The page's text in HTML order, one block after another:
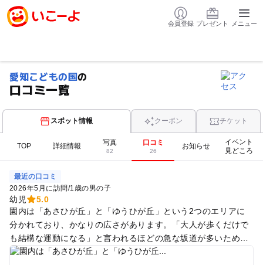
会員登録 プレゼント メニュー
愛知こどもの国の
口コミ一覧
スポット情報 クーポン チケット
TOP 詳細情報 写真
82
口コミ
26
お知らせ
イベント
見どころ
最近の口コミ
2026年5月に訪問/1歳の男の子
幼児
5.0
園内は「あさひが丘」と「ゆうひが丘」という2つのエリアに
分かれており、かなりの広さがあります。「大人が歩くだけで
も結構な運動になる」と言われるほどの急な坂道が多いため、
園内を巡るランドトレインの利用は必須レベルです。